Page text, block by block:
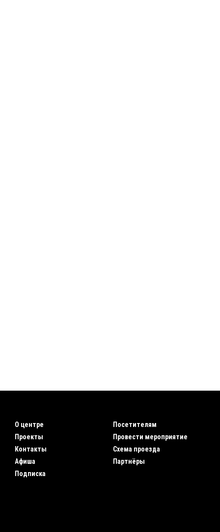
О центре
Проекты
Контакты
Афиша
Подписка
Посетителям
Провести мероприятие
Схема проезда
Партнёры